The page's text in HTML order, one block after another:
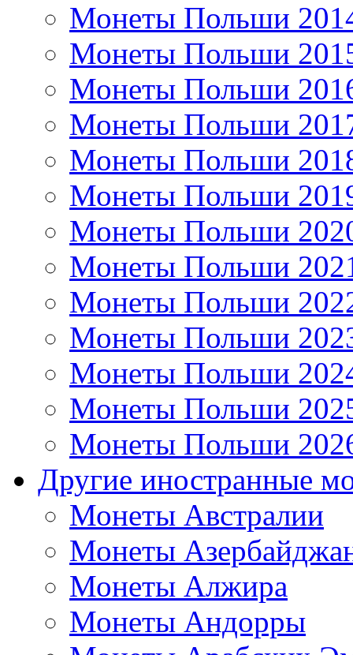
Монеты Польши
Монеты Польши
Монеты Польши
Монеты Польши
Монеты Польши
Монеты Польши
Монеты Польши
Монеты Польши
Монеты Польши
Монеты Польши
Монеты Польши
Монеты Польши
Монеты Польши
Другие иностранные
Монеты Австралии
Монеты
Монеты Алжира
Монеты Андорры